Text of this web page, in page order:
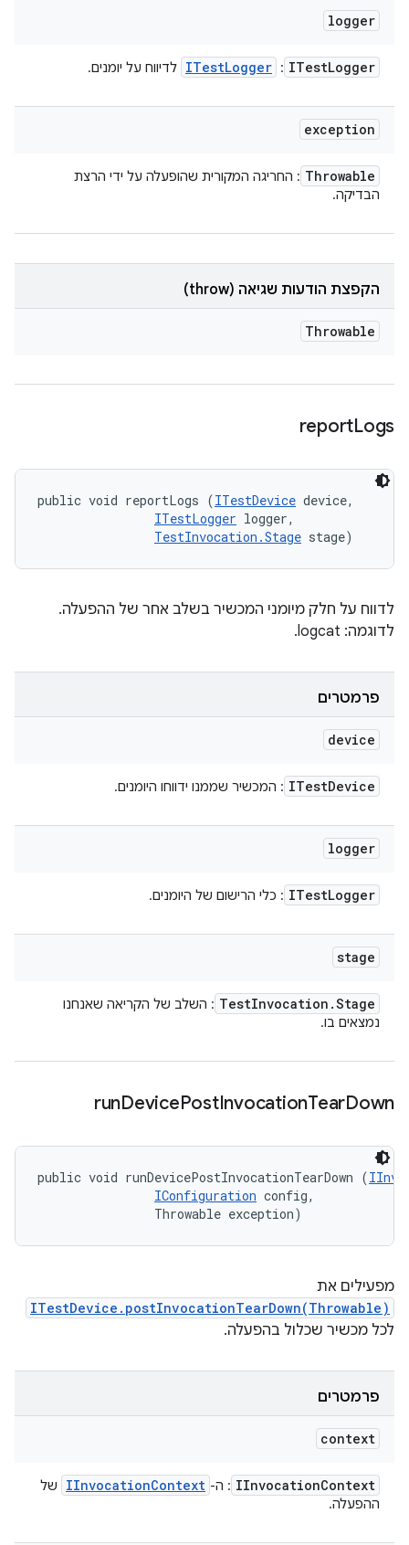
logger
ITestLogger
:
ITestLogger לדיווח על יומנים.
exception
Throwable : החריגה המקורית שהופעלה על ידי הרצת
הבדיקה.
הקפצת הודעות שגיאה (throw)
Throwable
reportLogs
public void reportLogs (ITestDevice device,
ITestLogger logger,
TestInvocation.Stage stage)
לדווח על חלק מיומני המכשיר בשלב אחר של ההפעלה.
לדוגמה: logcat.
פרמטרים
device
ITestDevice : המכשיר שממנו ידווחו היומנים.
logger
ITestLogger : כלי הרישום של היומנים.
stage
TestInvocation .Stage
: השלב של הקריאה שאנחנו
נמצאים בו.
runDevicePostInvocationTearDown
public void runDevicePostInvocationTearDown (
IConfiguration config,
                Throwable exception)
מפעילים את
ITestDevice.postInvocationTearDown(Throwable)
לכל מכשיר שכלול בהפעלה.
פרמטרים
context
IInvocationContext : ה- IInvocationContext
של
ההפעלה.